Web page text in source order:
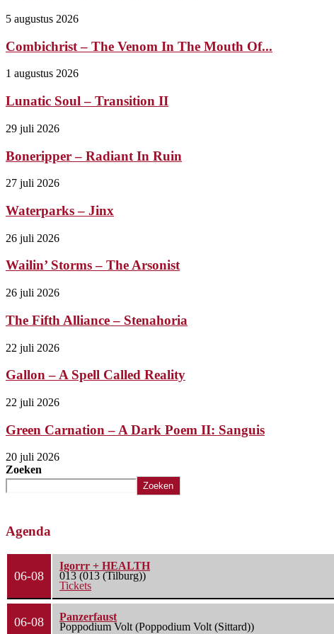
5 augustus 2026
Combichrist – The Venom In The Mouth Of...
1 augustus 2026
Lunatic Soul – Transition II
29 juli 2026
Boneripper – Radiant In Ruin
27 juli 2026
Waterparks – Jinx
26 juli 2026
Wailin’ Storms – The Arsonist
26 juli 2026
The Fifth Alliance – Stenahoria
22 juli 2026
Gallon – A Spell Called Reality
22 juli 2026
Green Carnation – A Dark Poem II: Sanguis
20 juli 2026
Zoeken
Zoeken
Agenda
06-08
Igorrr + HEALTH
013 (013 (Tilburg))
Tickets
06-08
Panzerfaust
Poppodium Volt (Poppodium Volt (Sittard))